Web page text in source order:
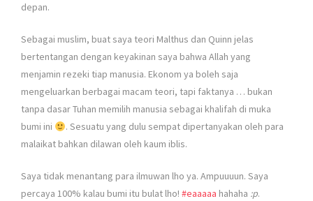
depan.
Sebagai muslim, buat saya teori Malthus dan Quinn jelas
bertentangan dengan keyakinan saya bahwa Allah yang
menjamin rezeki tiap manusia. Ekonom ya boleh saja
mengeluarkan berbagai macam teori, tapi faktanya … bukan
tanpa dasar Tuhan memilih manusia sebagai khalifah di muka
bumi ini
. Sesuatu yang dulu sempat dipertanyakan oleh para
malaikat bahkan dilawan oleh kaum iblis.
Saya tidak menantang para ilmuwan lho ya. Ampuuuun. Saya
percaya 100% kalau bumi itu bulat lho! #eaaaaa hahaha :p.